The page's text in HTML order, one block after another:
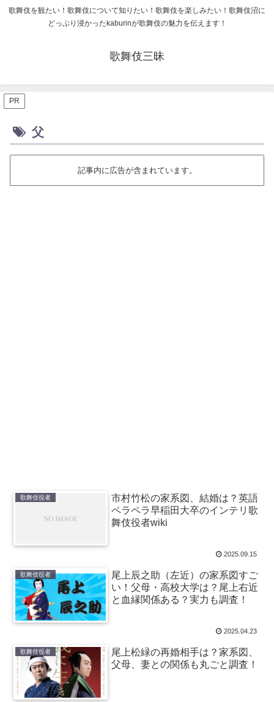
歌舞伎を観たい！歌舞伎について知りたい！歌舞伎を楽しみたい！歌舞伎沼に
どっぷり浸かったkaburinが歌舞伎の魅力を伝えます！
歌舞伎三昧
PR
父
記事内に広告が含まれています。
歌舞伎役者
市村竹松の家系図、結婚は？英語
ペラペラ早稲田大卒のインテリ歌
舞伎役者wiki
2025.09.15
歌舞伎役者
尾上辰之助（左近）の家系図すご
い！父母・高校大学は？尾上右近
と血縁関係ある？実力も調査！
2025.04.23
歌舞伎役者
尾上松緑の再婚相手は？家系図、
父母、妻との関係も丸ごと調査！